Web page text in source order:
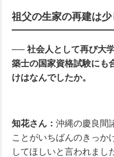
祖父の生家の再建は
── 社会人として再び大
築士の国家資格試験にも
けはなんでしたか。
知花さん： 沖縄の慶良間
ことがいちばんのきっか
してほしいと言われまし